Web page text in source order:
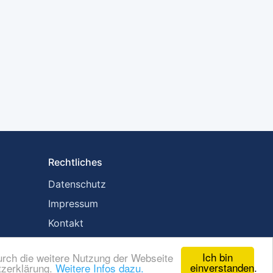
Ich bin
einverstanden.
die weitere Nutzung der Webseite
Weitere Infos dazu.
Rechtliches
Datenschutz
Impressum
Kontakt